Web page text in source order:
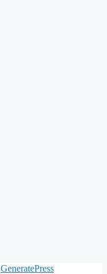
GeneratePress